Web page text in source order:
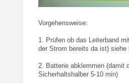
Vorgehensweise:
1. Prüfen ob das Leiterband
der Strom bereits da ist) siehe
2. Batterie abklemmen (damit
Sicherhaltshalber 5-10 min)